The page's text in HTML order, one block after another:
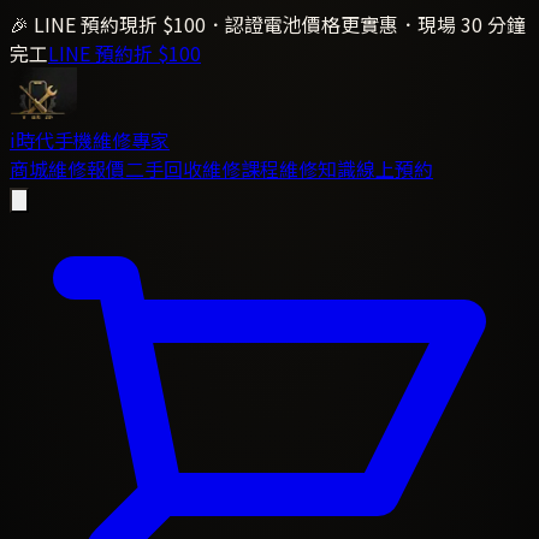
🎉 LINE 預約現折 $100．認證電池價格更實惠．現場 30 分鐘
完工LINE 預約折 $100
i時代手機維修專家
商城維修報價二手回收維修課程維修知識線上預約